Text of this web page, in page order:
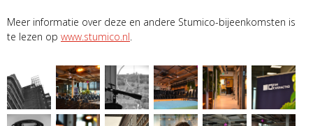
Meer informatie over deze en andere Stumico-bijeenkomsten is
te lezen op www.stumico.nl